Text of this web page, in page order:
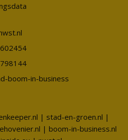
boom-in-business
| stad-en-groen.nl |
| boom-in-business.nl